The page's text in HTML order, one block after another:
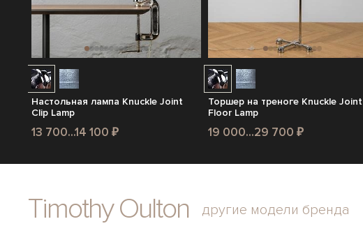
Настольная лампа Knuckle Joint
Clip Lamp
13 700...14 100 ₽
Торшер на треноге Knuckle Joint
Floor Lamp
19 000...29 700 ₽
Timothy Oulton другие модели бренда